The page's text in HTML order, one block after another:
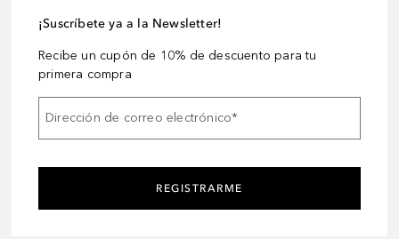
¡Suscríbete ya a la Newsletter!
Recibe un cupón de 10% de descuento para tu
primera compra
Dirección de correo electrónico*
REGISTRARME